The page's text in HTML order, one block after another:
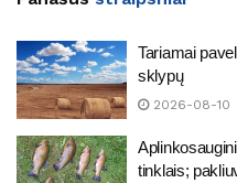
Tariamai
sklypų
2026-08-10
tinklais;